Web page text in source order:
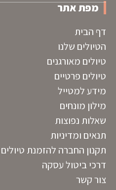
מפת אתר
דף הבית
הטיולים שלנו
טיולים מאורגנים
טיולים פרטיים
מידע למטייל
מילון מונחים
שאלות נפוצות
תנאים ומדיניות
תקנון החברה להזמנת טיולים
דרכי ביטול עסקה
צור קשר